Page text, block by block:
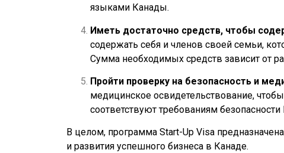
языками Канады.
Иметь достаточно средств, чтобы
содержать себя и членов своей семьи,
Сумма необходимых средств зависит от
Пройти проверку на безопасность и
медицинское освидетельствование,
соответствуют требованиям
В целом, программа Start-Up Visa
и развития успешного бизнеса в Канаде.